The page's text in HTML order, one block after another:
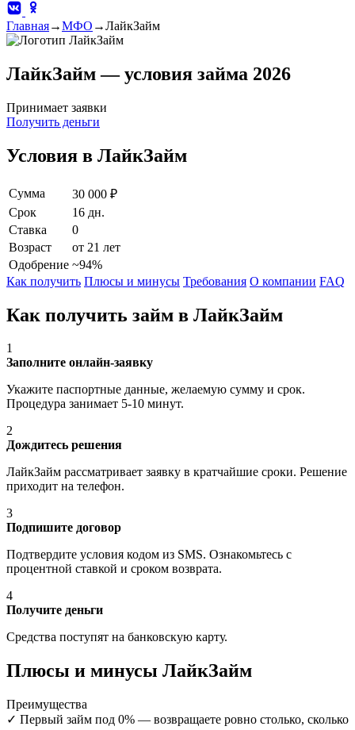
Главная→МФО →ЛайкЗайм
ЛайкЗайм — условия займа 2026
Принимает заявки
Получить деньги
Условия в ЛайкЗайм
Сумма
30 000 ₽
Срок
16 дн.
Ставка
0
Возраст
от 21 лет
Одобрение ~94%
Как получить Плюсы и минусы Требования О компании FAQ
Как получить займ в ЛайкЗайм
1
Заполните онлайн-заявку
Укажите паспортные данные, желаемую сумму и срок.
Процедура занимает 5-10 минут.
2
Дождитесь решения
ЛайкЗайм рассматривает заявку в кратчайшие сроки. Решение
приходит на телефон.
3
Подпишите договор
Подтвердите условия кодом из SMS. Ознакомьтесь с
процентной ставкой и сроком возврата.
4
Получите деньги
Средства поступят на банковскую карту.
Плюсы и минусы ЛайкЗайм
Преимущества
✓ Первый займ под 0% — возвращаете ровно столько, сколько